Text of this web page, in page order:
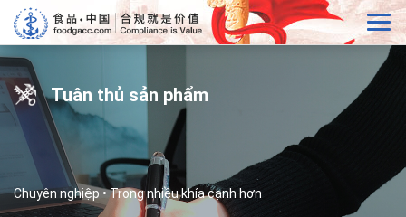
Tuân thủ sản phẩm
Chuyên nghiệp • Trong nhiều khía cạnh hơn